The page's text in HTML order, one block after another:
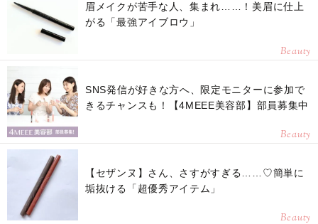
眉メイクが苦手な人、集まれ……！美眉に仕上
がる「最強アイブロウ」
Beauty
SNS発信が好きな方へ、限定モニターに参加で
きるチャンスも！【4MEEE美容部】部員募集中
Beauty
【セザンヌ】さん、さすがすぎる……♡簡単に
垢抜ける「超優秀アイテム」
Beauty